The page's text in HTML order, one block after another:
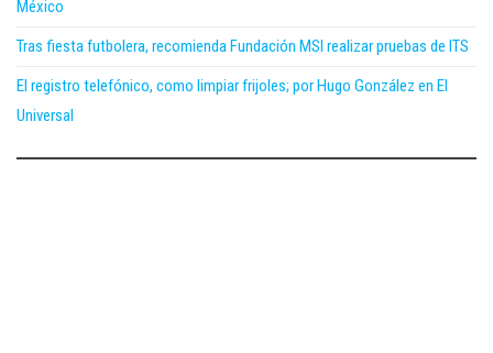
México
Tras fiesta futbolera, recomienda Fundación MSI realizar pruebas de ITS
El registro telefónico, como limpiar frijoles; por Hugo González en El
Universal